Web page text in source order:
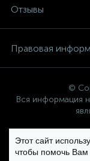
Отзывы
Правовая
©
Вся информация
Политика
Этот сайт
чтобы помочь Вам